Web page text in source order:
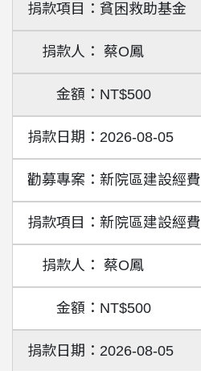
貧困救助基金
蔡O鳳
NT$500
2026-08-05
新院區建設經費
新院區建設經費
蔡O鳳
NT$500
2026-08-05